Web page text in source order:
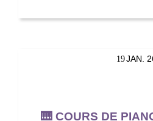
19JAN.
🎹 COURS DE